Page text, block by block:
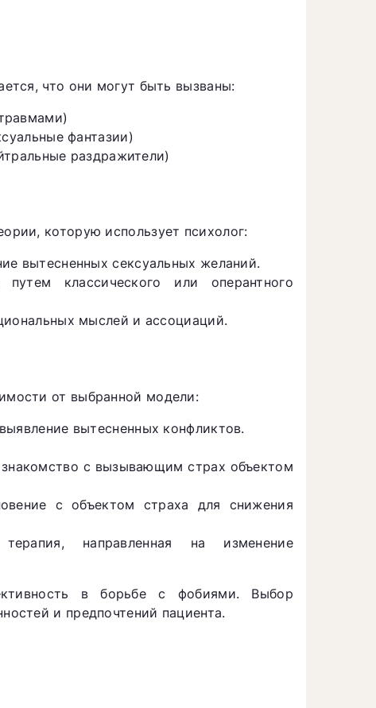
что они могут быть вызваны:
фантазии)
раздражители)
которую использует психолог:
вытесненных сексуальных желаний.
классического или оперантного
мыслей и ассоциаций.
от выбранной модели:
вытесненных конфликтов.
с вызывающим страх объектом
с объектом страха для снижения
направленная на изменение
в борьбе с фобиями. Выбор
и предпочтений пациента.